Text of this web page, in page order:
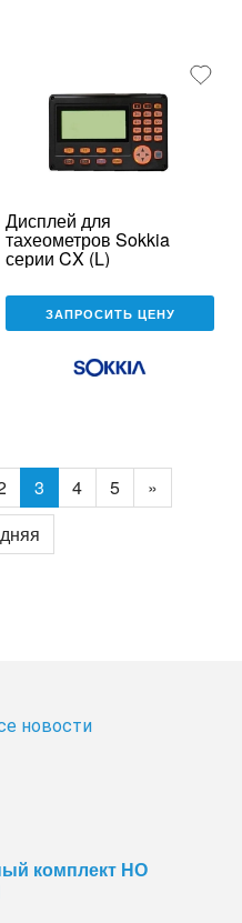
Дисплей для
тахеометров Sokkia
серии CX (L)
ЗАПРОСИТЬ ЦЕНУ
3 4 5
»
новости
комплект НО